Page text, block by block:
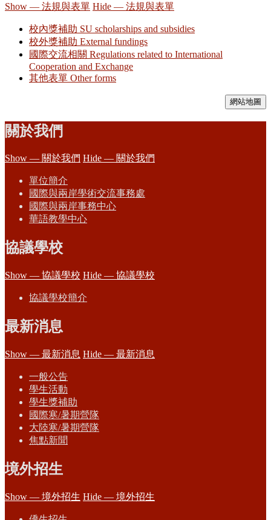
Show — 法規與表單 Hide — 法規與表單
校內獎補助 SU scholarships and subsidies
校外獎補助 External fundings
國際交流相關 Regulations related to International
Cooperation and Exchange
其他表單 Other forms
網站地圖
關於我們
Show — 關於我們 Hide — 關於我們
單位簡介
國際與兩岸學術交流事務處
國際與兩岸事務中心
華語教學中心
協議學校
Show — 協議學校 Hide — 協議學校
協議學校簡介
最新消息
Show — 最新消息 Hide — 最新消息
一般公告
學生活動
學生獎補助
國際寒/暑期營隊
大陸寒/暑期營隊
焦點新聞
境外招生
Show — 境外招生 Hide — 境外招生